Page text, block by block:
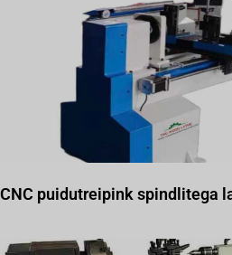
CNC puidutreipink spindlitega